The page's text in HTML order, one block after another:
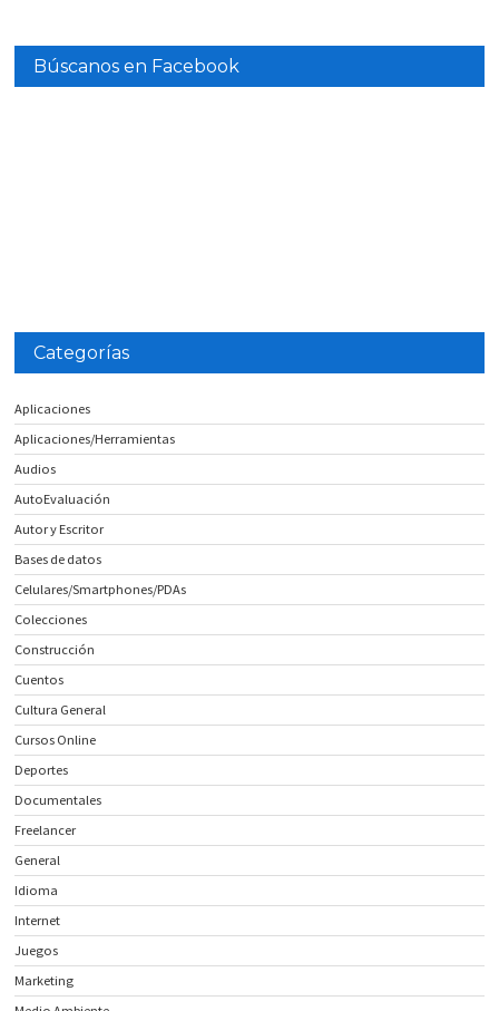
Búscanos en Facebook
Categorías
Aplicaciones
Aplicaciones/Herramientas
Audios
AutoEvaluación
Autor y Escritor
Bases de datos
Celulares/Smartphones/PDAs
Colecciones
Construcción
Cuentos
Cultura General
Cursos Online
Deportes
Documentales
Freelancer
General
Idioma
Internet
Juegos
Marketing